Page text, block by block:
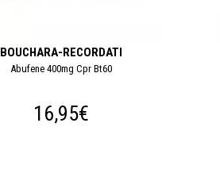
BOUCHARA-RECORDATI
Abufene 400mg Cpr Bt60
16,95€